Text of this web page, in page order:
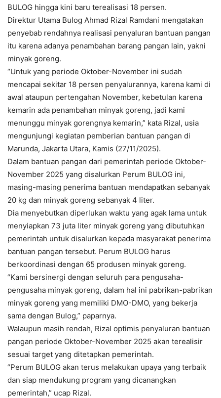
BULOG hingga kini baru terealisasi 18 persen.
Direktur Utama Bulog Ahmad Rizal Ramdani mengatakan
penyebab rendahnya realisasi penyaluran bantuan pangan
itu karena adanya penambahan barang pangan lain, yakni
minyak goreng.
“Untuk yang periode Oktober-November ini sudah
mencapai sekitar 18 persen penyalurannya, karena kami di
awal ataupun pertengahan November, kebetulan karena
kemarin ada penambahan minyak goreng, jadi kami
menunggu minyak gorengnya kemarin,” kata Rizal, usia
mengunjungi kegiatan pemberian bantuan pangan di
Marunda, Jakarta Utara, Kamis (27/11/2025).
Dalam bantuan pangan dari pemerintah periode Oktober-
November 2025 yang disalurkan Perum BULOG ini,
masing-masing penerima bantuan mendapatkan sebanyak
20 kg dan minyak goreng sebanyak 4 liter.
Dia menyebutkan diperlukan waktu yang agak lama untuk
menyiapkan 73 juta liter minyak goreng yang dibutuhkan
pemerintah untuk disalurkan kepada masyarakat penerima
bantuan pangan tersebut. Perum BULOG harus
berkoordinasi dengan 65 produsen minyak goreng.
“Kami bersinergi dengan seluruh para pengusaha-
pengusaha minyak goreng, dalam hal ini pabrikan-pabrikan
minyak goreng yang memiliki DMO-DMO, yang bekerja
sama dengan Bulog,” paparnya.
Walaupun masih rendah, Rizal optimis penyaluran bantuan
pangan periode Oktober-November 2025 akan terealisir
sesuai target yang ditetapkan pemerintah.
“Perum BULOG akan terus melakukan upaya yang terbaik
dan siap mendukung program yang dicanangkan
pemerintah,” ucap Rizal.